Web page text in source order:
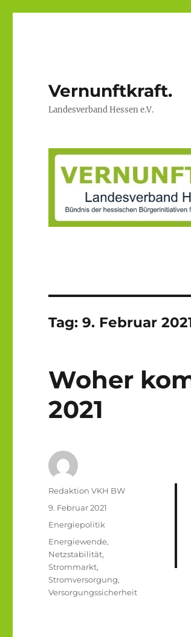
Vernunftkraft.
Landesverband Hessen e.V.
Tag:9. Februar
Woher
2021
Autor
Redaktion VKH BW
Veröffentlicht
9. Februar 2021
Kategorien
Energiepolitik
Schlagwörter
Energiewende,
Netzstabilität,
Strommarkt,
Stromversorgung,
Versorgungssicherheit